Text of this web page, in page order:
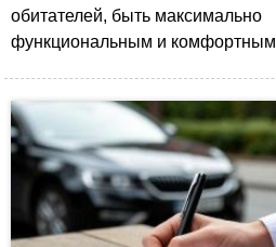
обитателей, быть максимально
функциональным и комфортным